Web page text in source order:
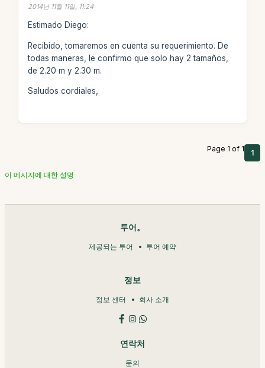
2014년 11월 11일, 11:24
Estimado Diego:
Recibido, tomaremos en cuenta su requerimiento. De
todas maneras, le confirmo que solo hay 2 tamaños,
de 2.20 m y 2.30 m.
Saludos cordiales,
Page 1 of 1 1
이 메시지에 대한 설명
투어。
제공되는 투어 투어 예약
정보
정보 센터 회사 소개
연락처
문의